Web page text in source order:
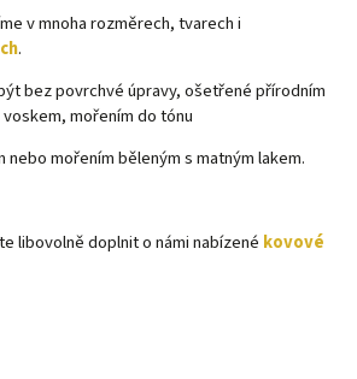
v mnoha rozměrech, tvarech i
.
bez povrchvé úpravy, ošetřené přírodním
mořením do tónu
nebo mořením běleným s matným lakem.
libovolně doplnit o námi nabízené kovové